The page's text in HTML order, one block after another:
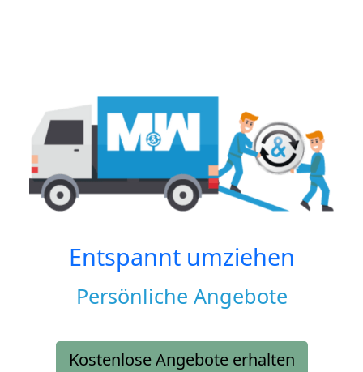
Entspannt umziehen
Persönliche Angebote
Kostenlose Angebote erhalten